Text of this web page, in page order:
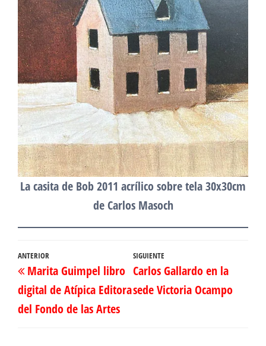
La casita de Bob 2011 acrílico sobre tela 30x30cm
de Carlos Masoch
Navegación
de
entradas
Entrada
anterior
ANTERIOR
Marita Guimpel libro
digital de Atípica Editora
Entrada
siguiente
SIGUIENTE
Carlos Gallardo en la
sede Victoria Ocampo
del Fondo de las Artes